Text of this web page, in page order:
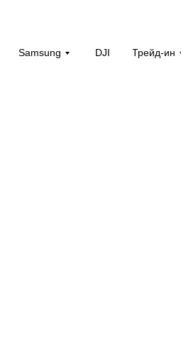
Samsung DJI Трейд-ин